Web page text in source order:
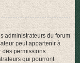
administrateurs du forum
peut appartenir à
des permissions
qui pourront